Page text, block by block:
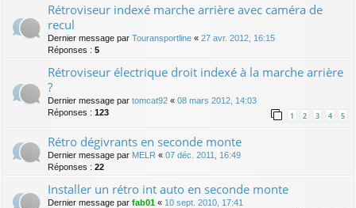
Rétroviseur indexé marche arrière avec caméra de
recul
Dernier message par Touransportline « 27 avr. 2012, 16:15
Réponses : 5
Rétroviseur électrique droit indexé à la marche arrière
?
Dernier message par tomcat92 « 08 mars 2012, 14:03
Réponses : 123 1 2 3 4 5
Rétro dégivrants en seconde monte
Dernier message par MELR « 07 déc. 2011, 16:49
Réponses : 22
Installer un rétro int auto en seconde monte
Dernier message par fab01 « 10 sept. 2010, 17:41